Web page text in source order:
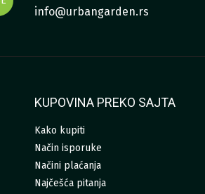
info@urbangarden.rs
KUPOVINA PREKO SAJTA
Kako kupiti
Način isporuke
Načini plaćanja
Najčešća pitanja